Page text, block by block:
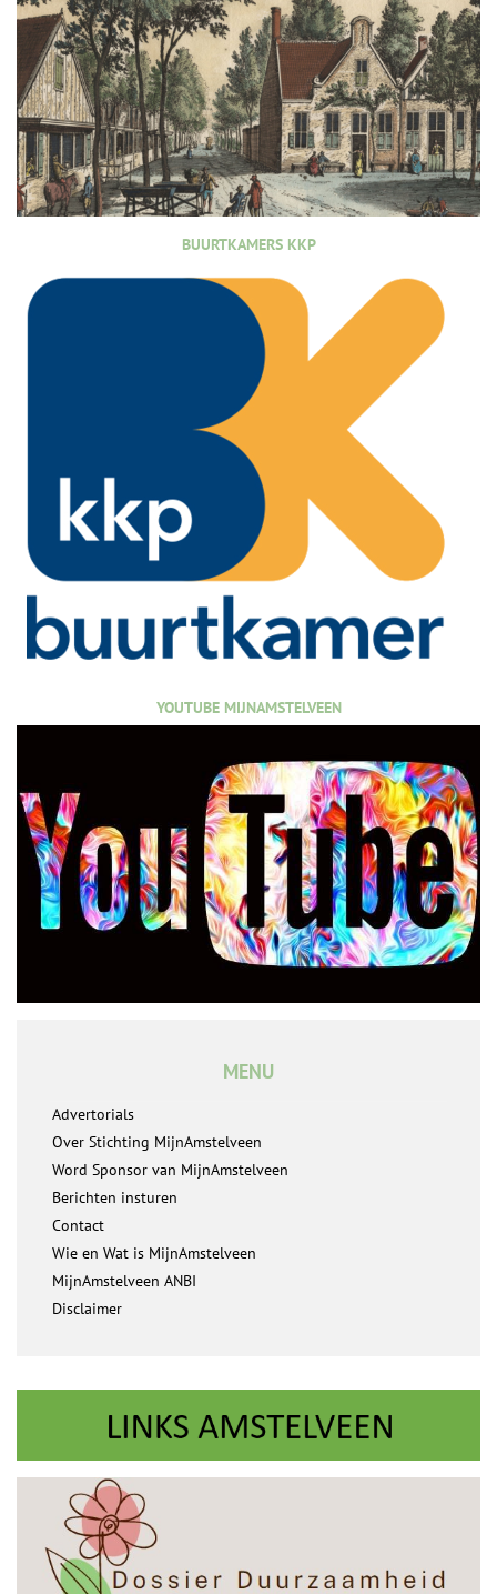
BUURTKAMERS KKP
YOUTUBE MIJNAMSTELVEEN
MENU
Advertorials
Over Stichting MijnAmstelveen
Word Sponsor van MijnAmstelveen
Berichten insturen
Contact
Wie en Wat is MijnAmstelveen
MijnAmstelveen ANBI
Disclaimer